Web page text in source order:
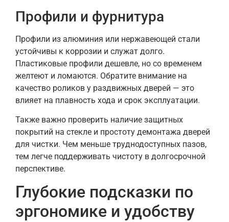
Профили и фурнитура
Профили из алюминия или нержавеющей стали
устойчивы к коррозии и служат долго.
Пластиковые профили дешевле, но со временем
желтеют и ломаются. Обратите внимание на
качество роликов у раздвижных дверей — это
влияет на плавность хода и срок эксплуатации.
Также важно проверить наличие защитных
покрытий на стекле и простоту демонтажа дверей
для чистки. Чем меньше труднодоступных пазов,
тем легче поддерживать чистоту в долгосрочной
перспективе.
Глубокие подсказки по
эргономике и удобству